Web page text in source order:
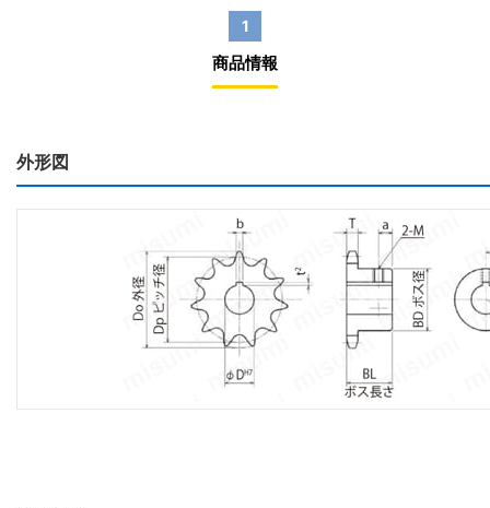
1
商品情報
外形図